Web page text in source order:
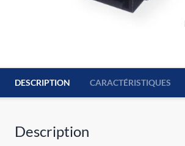
DESCRIPTION CARACTÉRISTIQUES
Description